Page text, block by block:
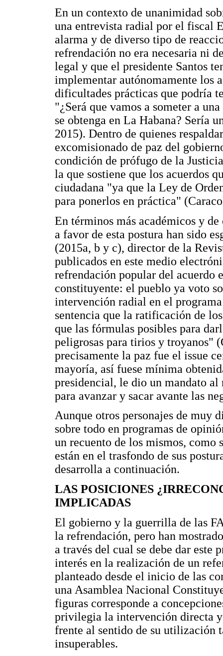
En un contexto de unanimidad
una entrevista radial por el fiscal
alarma y de diverso tipo de
refrendación no era necesaria ni
legal y que el presidente Santos
implementar autónomamente los
dificultades prácticas que podría
"¿Será que vamos a someter a
se obtenga en La Habana? Sería
2015). Dentro de quienes
excomisionado de paz del
condición de prófugo de la
la que sostiene que los acuerdos
ciudadana "ya que la Ley de
para ponerlos en práctica"
En términos más académicos y
a favor de esta postura han sido
(2015a, b y c), director de la
publicados en este medio
refrendación popular del acuerdo
constituyente: el pueblo ya voto
intervención radial en el
sentencia que la ratificación de
que las fórmulas posibles para
peligrosas para tirios y troyanos"
precisamente la paz fue el issue
mayoría, así fuese mínima
presidencial, le dio un mandato
para avanzar y sacar avante las
Aunque otros personajes de muy
sobre todo en programas de
un recuento de los mismos, como
están en el trasfondo de sus
desarrolla a continuación.
LAS POSICIONES
IMPLICADAS
El gobierno y la guerrilla de las
la refrendación, pero han
a través del cual se debe dar este
interés en la realización de un
planteado desde el inicio de las
una Asamblea Nacional
figuras corresponde a
privilegia la intervención directa
frente al sentido de su utilización
insuperables.